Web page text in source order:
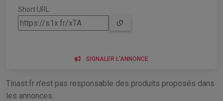
Short URL:
SIGNALER L'ANNONCE
Tinast.fr n'est pas responsable des produits proposés dans
les annonces.